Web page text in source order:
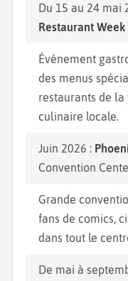
Du 15 au 24 mai
Restaurant Week
Événement
des menus
restaurants de
culinaire locale.
Juin 2026 :
Convention
Grande
fans de comics,
dans tout le
De mai à